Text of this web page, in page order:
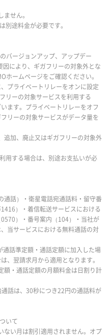
せん。
別途料金が必要です。
バージョンアップ、アップデー
因により、ギガフリーの対象外とな
ホームページをご確認ください。
プライベートリレーをオンに設定
リーの対象サービスを利用する
ます。プライベートリレーをオフ
リーの対象サービスがデータ量を
追加、廃止又はギガフリーの対象外
用する場合は、別途お支払いが必
通話）・衛星電話宛通話料・留守番
）・着信転送サービスにおける
）・番号案内（104）・当社が
当サービスにおける無料通話の対
通話準定額・通話定額に加入した場
、翌請求月から適用となります。
額・通話定額の月額料金は日割り計
話は、30秒につき22円の通話料が
いて
ない月は割引適用されません。オプ